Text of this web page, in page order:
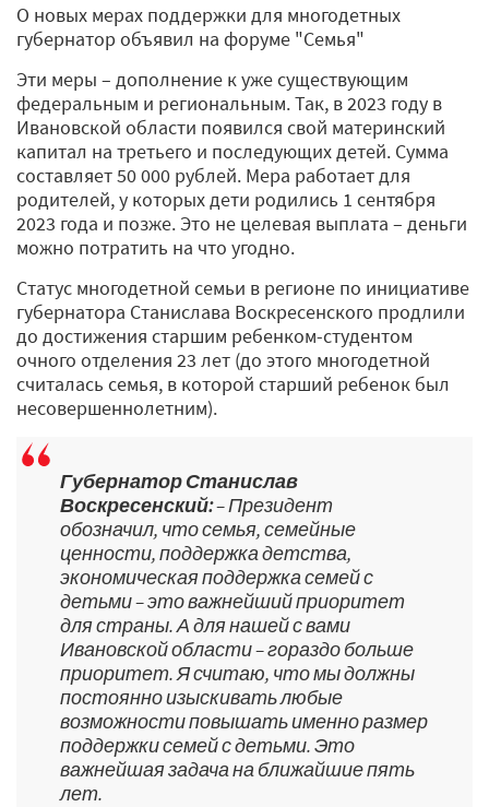
О новых мерах поддержки для многодетных
губернатор объявил на форуме "Семья"
Эти меры – дополнение к уже существующим
федеральным и региональным. Так, в 2023 году в
Ивановской области появился свой материнский
капитал на третьего и последующих детей. Сумма
составляет 50 000 рублей. Мера работает для
родителей, у которых дети родились 1 сентября
2023 года и позже. Это не целевая выплата – деньги
можно потратить на что угодно.
Статус многодетной семьи в регионе по инициативе
губернатора Станислава Воскресенского продлили
до достижения старшим ребенком­-студентом
очного отделения 23 лет (до этого многодетной
считалась семья, в которой старший ребенок был
несовершеннолетним).
Губернатор Станислав
Воскресенский:– Президент
обозначил, что семья, семейные
ценности, поддержка детства,
экономическая поддержка семей с
детьми – это важнейший приоритет
для страны. А для нашей с вами
Ивановской области – гораздо больше
приоритет. Я считаю, что мы должны
постоянно изыскивать любые
возможности повышать именно размер
поддержки семей с детьми. Это
важнейшая задача на ближайшие пять
лет.